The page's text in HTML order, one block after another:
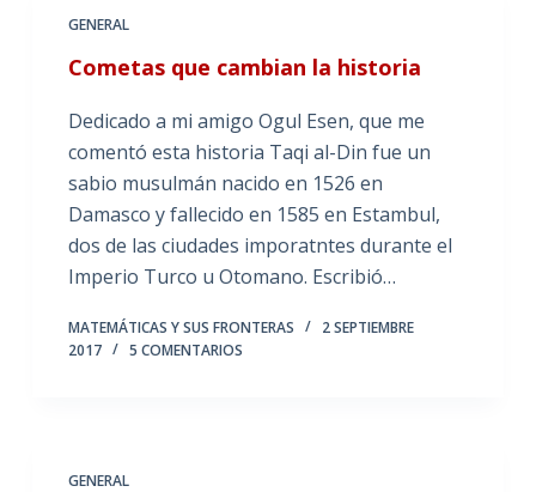
GENERAL
Cometas que cambian la historia
Dedicado a mi amigo Ogul Esen, que me
comentó esta historia Taqi al-Din fue un
sabio musulmán nacido en 1526 en
Damasco y fallecido en 1585 en Estambul,
dos de las ciudades imporatntes durante el
Imperio Turco u Otomano. Escribió…
MATEMÁTICAS Y SUS FRONTERAS
2 SEPTIEMBRE
2017
5 COMENTARIOS
GENERAL